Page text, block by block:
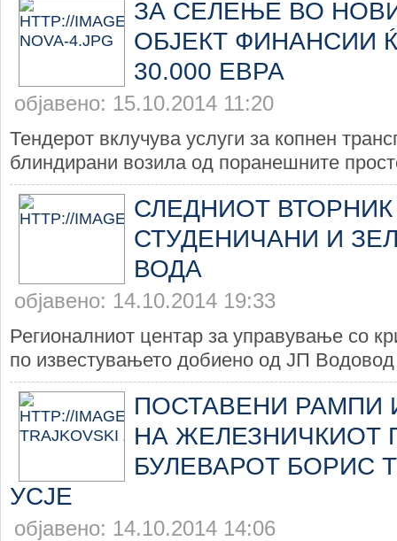
ЗА СЕЛЕЊЕ ВО
ОБЈЕКТ ФИНАНСИИ
30.000 ЕВРА
објавено: 15.10.2014 11:20
Тендерот вклучува услуги за копнен
блиндирани возила од поранешните
СЛЕДНИОТ
СТУДЕНИЧАНИ И
ВОДА
објавено: 14.10.2014 19:33
Регионалниот центар за управување со
по известувањето добиено од ЈП
ПОСТАВЕНИ РАМПИ
НА ЖЕЛЕЗНИЧКИОТ
БУЛЕВАРОТ БОРИС
УСЈЕ
објавено: 14.10.2014 14:06